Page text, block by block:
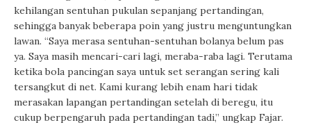
kehilangan sentuhan pukulan sepanjang pertandingan,
sehingga banyak beberapa poin yang justru menguntungkan
lawan. “Saya merasa sentuhan-sentuhan bolanya belum pas
ya. Saya masih mencari-cari lagi, meraba-raba lagi. Terutama
ketika bola pancingan saya untuk set serangan sering kali
tersangkut di net. Kami kurang lebih enam hari tidak
merasakan lapangan pertandingan setelah di beregu, itu
cukup berpengaruh pada pertandingan tadi,” ungkap Fajar.